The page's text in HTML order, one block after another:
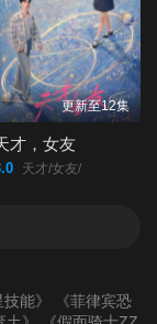
更新至12集
才，女友
天才/女友/
能》
《菲律宾恐